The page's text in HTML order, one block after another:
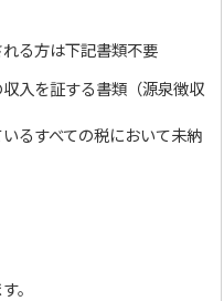
る方は下記書類不要
入を証する書類（源泉徴収
るすべての税において未納
。